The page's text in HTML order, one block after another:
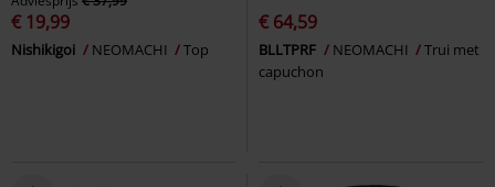
€ 19,99
Nishikigoi NEOMACHI Top
€ 64,59
BLLTPRF NEOMACHI
Trui met
capuchon